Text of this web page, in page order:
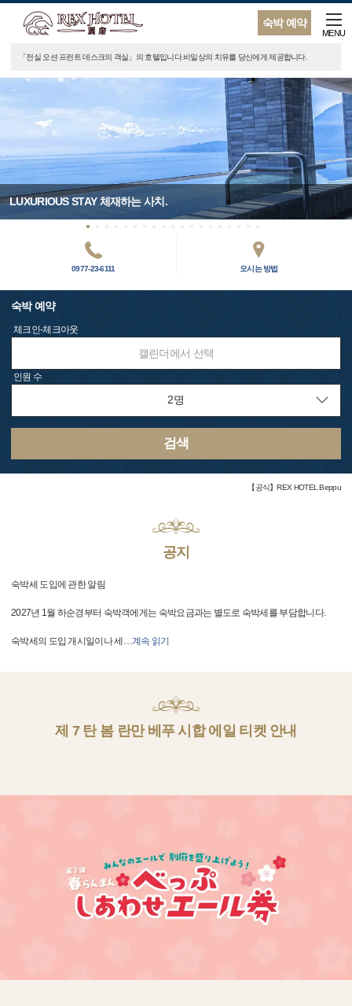
숙박 예약
MENU
「전실 오션 프런트 데스크의 객실」의 호텔입니다.비일상의 치유를 당신에게 제공합니다.
LUXURIOUS STAY 체재하는 사치.
0977-23-6111 오시는 방법
숙박 예약
체크인-체크아웃
캘린더에서 선택
인원 수
검색
【공식】REX HOTEL Beppu
공지
숙박세 도입에 관한 알림
2027년 1월 하순경부터 숙박객에게는 숙박요금과는 별도로 숙박세를 부담합니다.
숙박세의 도입 개시일이나 세 …계속 읽기
제 7 탄 봄 란만 베푸 시합 에일 티켓 안내